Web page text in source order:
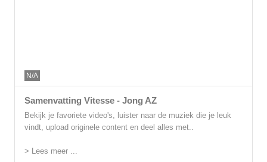
N/A
Samenvatting Vitesse - Jong AZ
Bekijk je favoriete video's, luister naar de muziek die je leuk
vindt, upload originele content en deel alles met..
> Lees meer ...